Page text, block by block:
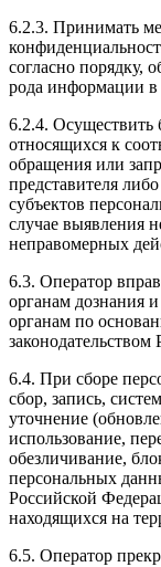
6.2.3. Принимать
согласно порядку,
рода информации
6.2.4. Осуществить
относящихся к
обращения или
представителя
субъектов
случае выявления
неправомерных
6.3. Оператор
органам дознания
органам по
6.4. При сборе
сбор, запись,
уточнение
использование,
обезличивание,
персональных
Российской
находящихся на
6.5. Оператор